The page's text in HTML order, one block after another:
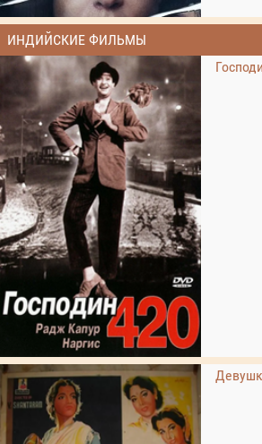
ИНДИЙСКИЕ ФИЛЬМЫ